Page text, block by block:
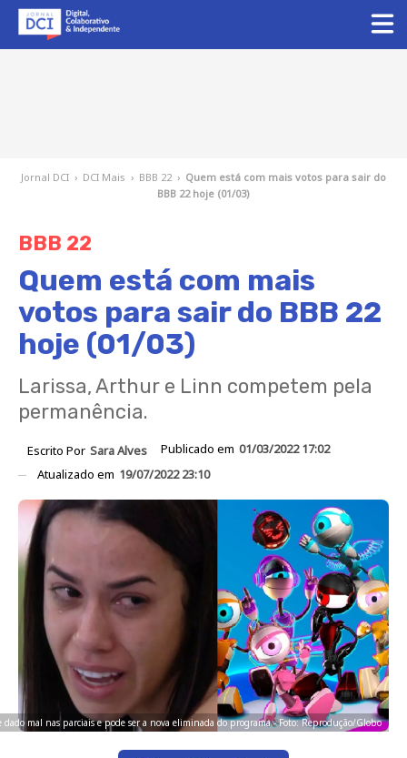
Jornal DCI › DCI Mais › BBB 22 › Quem está com mais votos para sair do
BBB 22 hoje (01/03)
BBB 22
Quem está com mais
votos para sair do BBB 22
hoje (01/03)
Larissa, Arthur e Linn competem pela
permanência.
Escrito Por Sara Alves Publicado em 01/03/2022 17:02
Atualizado em 19/07/2022 23:10
dado mal nas parciais e pode ser a nova eliminada do programa - Foto: Reprodução/Globo